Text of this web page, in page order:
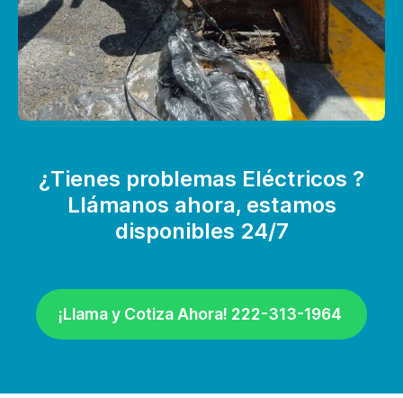
¿Tienes problemas Eléctricos ?
Llámanos ahora, estamos
disponibles 24/7
¡Llama y Cotiza Ahora! 222-313-1964